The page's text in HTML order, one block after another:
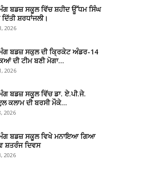
ਬਡਜ਼ ਸਕੂਲ ਵਿੱਚ ਸ਼ਹੀਦ ਊੱਧਮ ਸਿੰਘ
ਸ਼ਰਧਾਂਜਲੀ।
2026
ਬਡਜ਼ ਸਕੁਲ ਦੀ ਕ੍ਰਿਕੇਟ ਅੰਡਰ-14
ਦੀ ਟੀਮ ਬਣੀ ਮੋਗਾ…
2026
ਬਡਜ਼ ਸਕੂਲ ਵਿੱਚ ਡਾ. ਏ.ਪੀ.ਜੇ.
ਕਲਾਮ ਦੀ ਬਰਸੀ ਮੌਕੇ…
2026
ਬਡਜ਼ ਸਕੂਲ ਵਿਖੇ ਮਨਾਇਆ ਗਿਆ
ਸ਼ਤਰੰਜ ਦਿਵਸ
2026